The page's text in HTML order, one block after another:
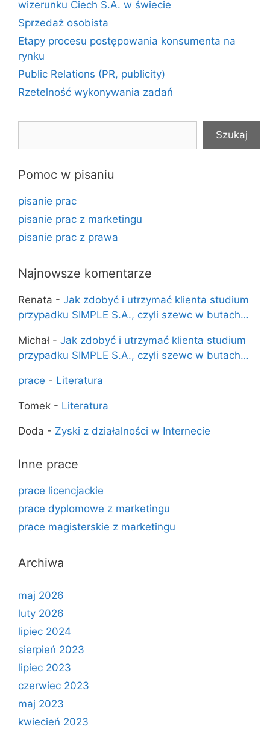
wizerunku Ciech S.A. w świecie
Sprzedaż osobista
Etapy procesu postępowania konsumenta na
rynku
Public Relations (PR, publicity)
Rzetelność wykonywania zadań
Szukaj
Pomoc w pisaniu
pisanie prac
pisanie prac z marketingu
pisanie prac z prawa
Najnowsze komentarze
Renata - Jak zdobyć i utrzymać klienta studium
przypadku SIMPLE S.A., czyli szewc w butach…
Michał - Jak zdobyć i utrzymać klienta studium
przypadku SIMPLE S.A., czyli szewc w butach…
prace - Literatura
Tomek - Literatura
Doda - Zyski z działalności w Internecie
Inne prace
prace licencjackie
prace dyplomowe z marketingu
prace magisterskie z marketingu
Archiwa
maj 2026
luty 2026
lipiec 2024
sierpień 2023
lipiec 2023
czerwiec 2023
maj 2023
kwiecień 2023